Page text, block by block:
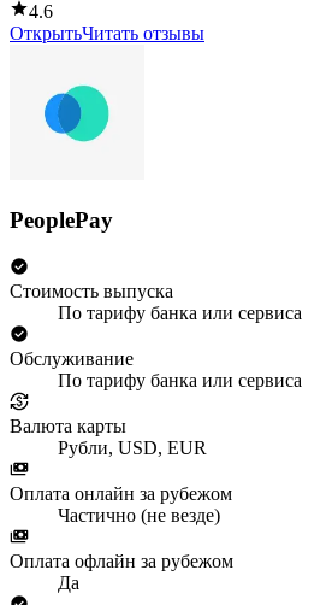
4.6
ОткрытьЧитать отзывы
PeoplePay
Стоимость выпуска
По тарифу банка или сервиса
Обслуживание
По тарифу банка или сервиса
Валюта карты
Рубли, USD, EUR
Оплата онлайн за рубежом
Частично (не везде)
Оплата офлайн за рубежом
Да